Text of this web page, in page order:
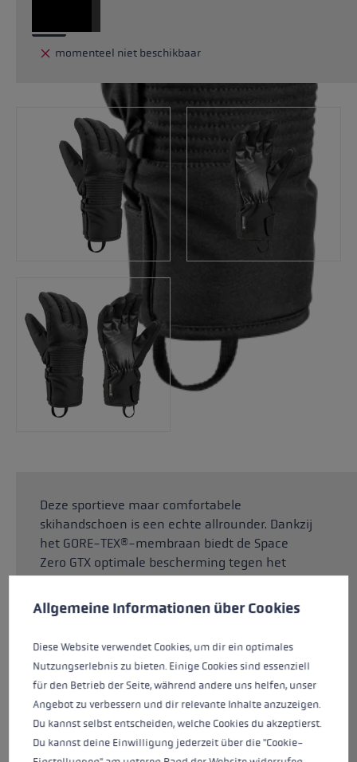
momenteel niet beschikbaar
Deze sportieve maar comfortabele
skihandschoen is een echte allrounder. Dankzij
het GORE-TEX®-membraan biedt de Space
Zero GTX optimale bescherming tegen het
veel bewegingsvrijheid en laat de handen
ademen. De Dexfil Soft-isolatie houdt je
handen altijd warm en is tegelijk ademend. De
Micro Bemberg-voering zorgt voor een
bijzonder comfortabel, droog gevoel. Dankzij
het robuuste G Grip-materiaal op de palm heb
je altijd een goede grip op de stok. De Zero-
modellen hebben geen geïntegreerd Trigger-
systeem en zijn zeer veelzijdig.
Allgemeine Informationen über Cookies
Diese Website verwendet Cookies, um dir ein optimales
Nutzungserlebnis zu bieten. Einige Cookies sind essenziell
für den Betrieb der Seite, während andere uns helfen, unser
Angebot zu verbessern und dir relevante Inhalte anzuzeigen.
Du kannst selbst entscheiden, welche Cookies du akzeptierst.
Du kannst deine Einwilligung jederzeit über die "Cookie-